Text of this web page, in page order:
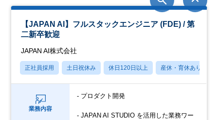
【JAPAN AI】フルスタックエンジニア (FDE) / 第
二新卒歓迎
JAPAN AI株式会社
正社員採用 土日祝休み 休日120日以上 産休・育休あり
業務内容
- プロダクト開発
- JAPAN AI STUDIO を活用した業務ワー